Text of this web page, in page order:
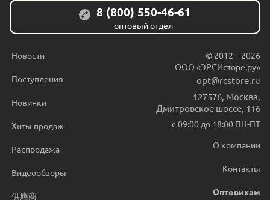
8 (800) 550-46-61
оптовый отдел
Новости
Поступления
Новинки
Хиты продаж
Распродажа
Видеообзоры
供應商
© 2012 – 2026
ООО «ЭРСИсторе.ру»
opt@rcstore.ru
127576, Москва,
Дмитровское шоссе, 116
с 09:00 до 18:00 ПН-ПТ
О компании
Контакты
Оптовикам